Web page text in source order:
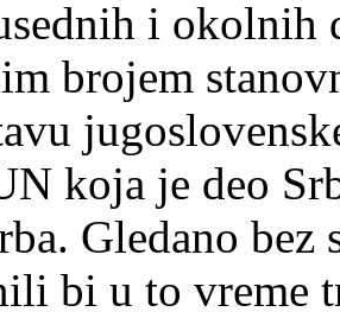
i okolnih
brojem
koja je deo
Gledano bez
bi u to vreme